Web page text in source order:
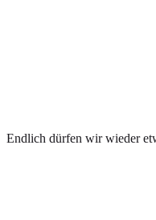
Endlich dürfen wir wieder